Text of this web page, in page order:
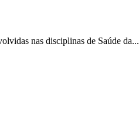
nas disciplinas de Saúde da...